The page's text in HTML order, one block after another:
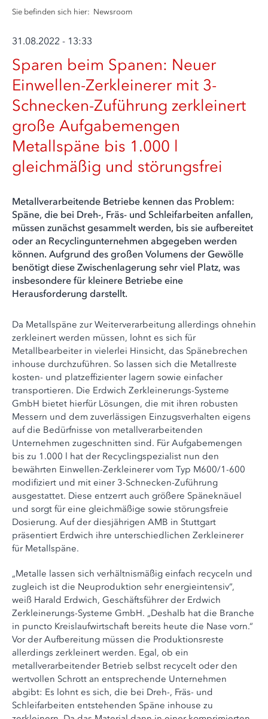
Sie befinden sich hier: Newsroom
31.08.2022 - 13:33
Sparen beim Spanen: Neuer
Einwellen-Zerkleinerer mit 3-
Schnecken-Zuführung zerkleinert
große Aufgabemengen
Metallspäne bis 1.000 l
gleichmäßig und störungsfrei
Metallverarbeitende Betriebe kennen das Problem:
Späne, die bei Dreh-, Fräs- und Schleifarbeiten anfallen,
müssen zunächst gesammelt werden, bis sie aufbereitet
oder an Recyclingunternehmen abgegeben werden
können. Aufgrund des großen Volumens der Gewölle
benötigt diese Zwischenlagerung sehr viel Platz, was
insbesondere für kleinere Betriebe eine
Herausforderung darstellt.
Da Metallspäne zur Weiterverarbeitung allerdings ohnehin
zerkleinert werden müssen, lohnt es sich für
Metallbearbeiter in vielerlei Hinsicht, das Spänebrechen
inhouse durchzuführen. So lassen sich die Metallreste
kosten- und platzeffizienter lagern sowie einfacher
transportieren. Die Erdwich Zerkleinerungs-Systeme
GmbH bietet hierfür Lösungen, die mit ihren robusten
Messern und dem zuverlässigen Einzugsverhalten eigens
auf die Bedürfnisse von metallverarbeitenden
Unternehmen zugeschnitten sind. Für Aufgabemengen
bis zu 1.000 l hat der Recyclingspezialist nun den
bewährten Einwellen-Zerkleinerer vom Typ M600/1-600
modifiziert und mit einer 3-Schnecken-Zuführung
ausgestattet. Diese entzerrt auch größere Späneknäuel
und sorgt für eine gleichmäßige sowie störungsfreie
Dosierung. Auf der diesjährigen AMB in Stuttgart
präsentiert Erdwich ihre unterschiedlichen Zerkleinerer
für Metallspäne.
„Metalle lassen sich verhältnismäßig einfach recyceln und
zugleich ist die Neuproduktion sehr energieintensiv“,
weiß Harald Erdwich, Geschäftsführer der Erdwich
Zerkleinerungs-Systeme GmbH. „Deshalb hat die Branche
in puncto Kreislaufwirtschaft bereits heute die Nase vorn.“
Vor der Aufbereitung müssen die Produktionsreste
allerdings zerkleinert werden. Egal, ob ein
metallverarbeitender Betrieb selbst recycelt oder den
wertvollen Schrott an entsprechende Unternehmen
abgibt: Es lohnt es sich, die bei Dreh-, Fräs- und
Schleifarbeiten entstehenden Späne inhouse zu